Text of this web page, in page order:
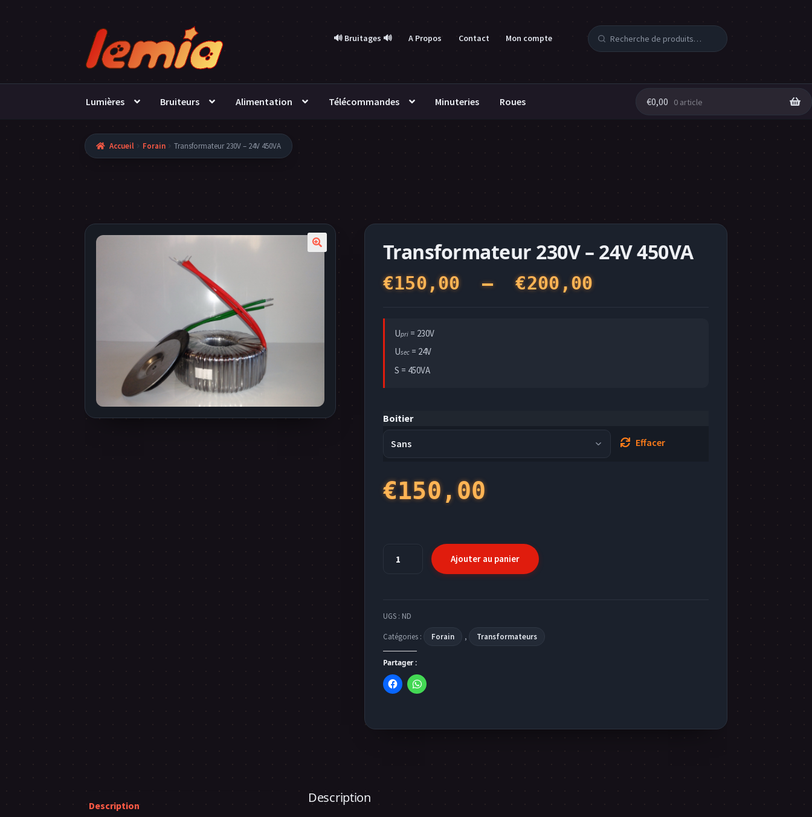
Aller
la
Aller
au
contenu
🔊 Bruitages 🔊 A Propos Contact Mon compte
Recherche
pour :
Lumières Bruiteurs Alimentation Télécommandes Minuteries Roues €0,00 0 article
Accueil Forain Transformateur 230V – 24V 450VA
Transformateur 230V – 24V 450VA
€150,00 – €200,00Plage
€200,00
Upri= 230V
Usec= 24V
S = 450VA
Boitier
Effacer
€150,00
-
450VA
Ajouter au panier
UGS : ND
Catégories :
Forain , Transformateurs
Partager :
Description Description